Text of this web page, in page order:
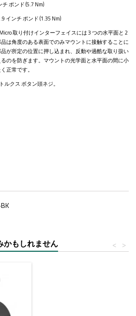
ポンド (5.7 Nm)
インチ ポンド (1.35 Nm)
取り付けインターフェイスには 3 つの水平面と 2
は角度のある表面でのみマウントに接触することに
が所定の位置に押し込まれ、反動や過酷な取り扱い
のを防ぎます。マウントの光学面と水平面の間に小
正常です。
ルクス ボタン頭ネジ。
かもしれません >
<